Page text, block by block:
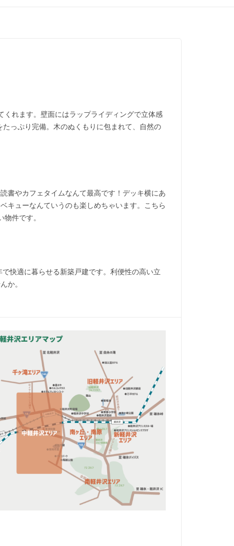
れます。壁面にはラップライディングで立体感
っぷり完備。 木のぬくもりに包まれて、自然の
書やカフェタイムなんて最高です！デッキ横にあ
キューなんていうのも楽しめちゃいます。こちら
件です。
快適に暮らせる新築戸建です。利便性の高い立
か。